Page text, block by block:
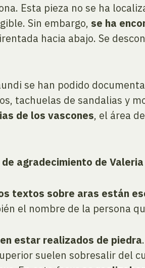
Esta pieza no se ha
Sin embargo, se ha
hacia abajo. Se
se han podido
tachuelas de sandalias y
de los vascones, el área
agradecimiento de
textos sobre aras están
el nombre de la persona
estar realizados de piedra
suelen sobresalir del